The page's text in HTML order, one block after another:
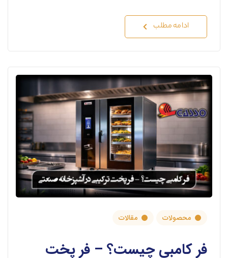
ادامه مطلب
محصولات مقالات
فر کامبی چیست؟ – فر پخت